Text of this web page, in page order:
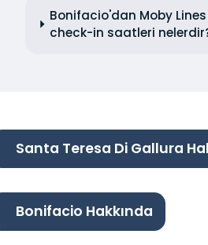
Bonifacio'dan Moby Lines
check-in saatleri
Santa Teresa Di Gallura
Bonifacio Hakkında